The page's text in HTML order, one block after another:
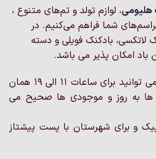
گزینه
ها
ممکن
است
صفحه
محصول
انتخاب
هلیومی، لوازم تولد و تم‌های متنوع ،
شما فراهم می‌کنیم. در
لاتکسی، بادکنک فویلی و دسته
باد امکان پذیر می باشد.
اگر داخل تهران هستین ، می توانید برای ساعات 11 الی 19 همان
ها به روز و موجودی ها صحیح می
و برای شهرستان با پست پیشتاز